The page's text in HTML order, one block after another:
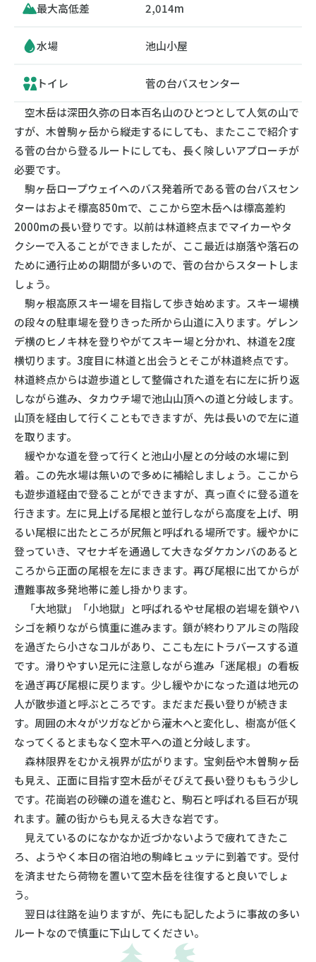
最大高低差 2,014m
水場 池山小屋
トイレ
菅の台バスセンター
空木岳は深田久弥の日本百名山のひとつとして人気の山で
すが、木曽駒ヶ岳から縦走するにしても、またここで紹介す
る菅の台から登るルートにしても、長く険しいアプローチが
必要です。
駒ヶ岳ロープウェイへのバス発着所である菅の台バスセン
ターはおよそ標高850mで、ここから空木岳へは標高差約
2000mの長い登りです。以前は林道終点までマイカーやタ
クシーで入ることができましたが、ここ最近は崩落や落石の
ために通行止めの期間が多いので、菅の台からスタートしま
しょう。
駒ヶ根高原スキー場を目指して歩き始めます。スキー場横
の段々の駐車場を登りきった所から山道に入ります。ゲレン
デ横のヒノキ林を登りやがてスキー場と分かれ、林道を2度
横切ります。3度目に林道と出会うとそこが林道終点です。
林道終点からは遊歩道として整備された道を右に左に折り返
しながら進み、タカウチ場で池山山頂への道と分岐します。
山頂を経由して行くこともできますが、先は長いので左に道
を取ります。
緩やかな道を登って行くと池山小屋との分岐の水場に到
着。この先水場は無いので多めに補給しましょう。ここから
も遊歩道経由で登ることができますが、真っ直ぐに登る道を
行きます。左に見上げる尾根と並行しながら高度を上げ、明
るい尾根に出たところが尻無と呼ばれる場所です。緩やかに
登っていき、マセナギを通過して大きなダケカンバのあると
ころから正面の尾根を左にまきます。再び尾根に出てからが
遭難事故多発地帯に差し掛かります。
「大地獄」「小地獄」と呼ばれるやせ尾根の岩場を鎖やハ
シゴを頼りながら慎重に進みます。鎖が終わりアルミの階段
を過ぎたら小さなコルがあり、ここも左にトラバースする道
です。滑りやすい足元に注意しながら進み「迷尾根」の看板
を過ぎ再び尾根に戻ります。少し緩やかになった道は地元の
人が散歩道と呼ぶところです。まだまだ長い登りが続きま
す。周囲の木々がツガなどから灌木へと変化し、樹高が低く
なってくるとまもなく空木平への道と分岐します。
森林限界をむかえ視界が広がります。宝剣岳や木曽駒ヶ岳
も見え、正面に目指す空木岳がそびえて長い登りももう少し
です。花崗岩の砂礫の道を進むと、駒石と呼ばれる巨石が現
れます。麓の街からも見える大きな岩です。
見えているのになかなか近づかないようで疲れてきたこ
ろ、ようやく本日の宿泊地の駒峰ヒュッテに到着です。受付
を済ませたら荷物を置いて空木岳を往復すると良いでしょ
う。
翌日は往路を辿りますが、先にも記したように事故の多い
ルートなので慎重に下山してください。